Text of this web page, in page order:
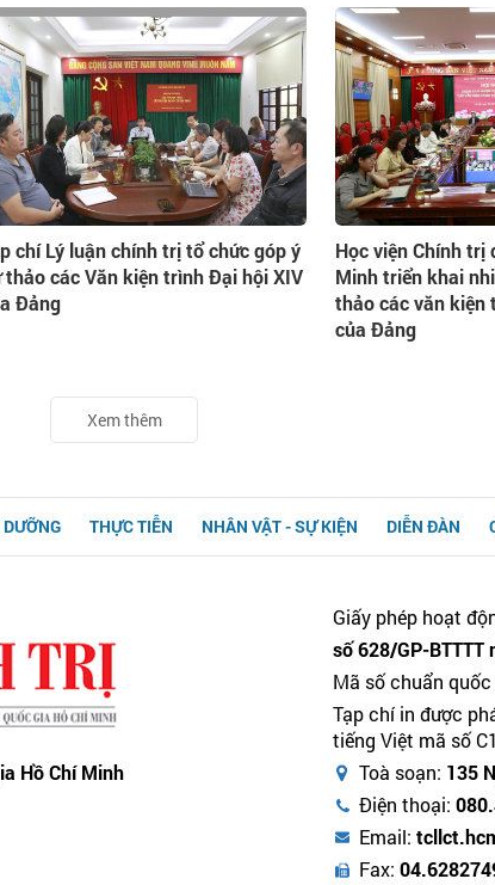
chí Lý luận chính trị tổ chức góp ý
thảo các Văn kiện trình Đại hội XIV
Đảng
Học viện Chính trị
Minh triển khai
thảo các văn kiện
của Đảng
Xem thêm
THỰC TIỄN NHÂN VẬT - SỰ KIỆN DIỄN ĐÀN
Hồ Chí Minh
Giấy phép hoạt
số 628/GP-
Mã số chuẩn quốc
Tạp chí in được
tiếng Việt mã số
Toà soạn: 135
Điện thoại:
Email:
Fax: